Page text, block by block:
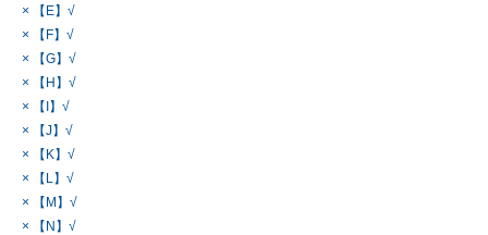
× 【E】√
× 【F】√
× 【G】√
× 【H】√
× 【I】√
× 【J】√
× 【K】√
× 【L】√
× 【M】√
× 【N】√